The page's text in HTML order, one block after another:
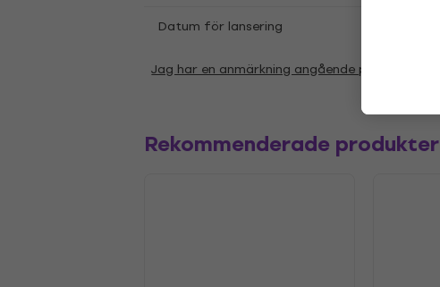
Datum för lansering
Jag har en anmärkning angående parametrarna
Rekommenderade produkter